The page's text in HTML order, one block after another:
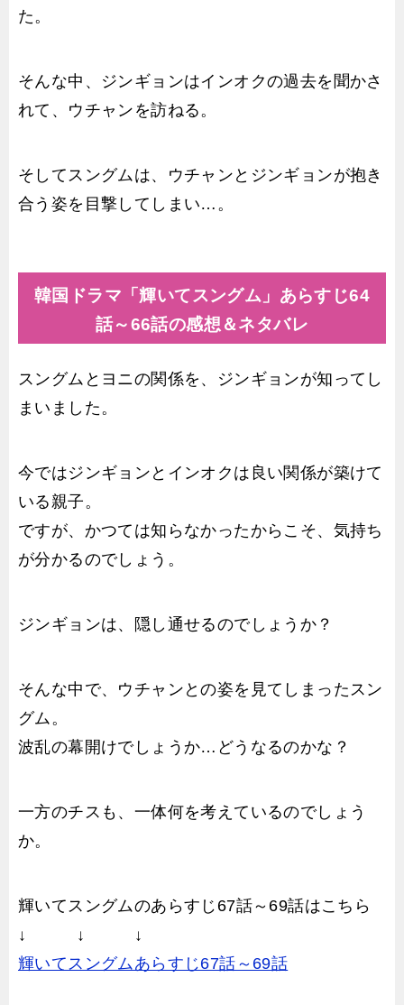
た。
そんな中、ジンギョンはインオクの過去を聞かさ
れて、ウチャンを訪ねる。
そしてスングムは、ウチャンとジンギョンが抱き
合う姿を目撃してしまい…。
韓国ドラマ「輝いてスングム」あらすじ64
話～66話の感想＆ネタバレ
スングムとヨニの関係を、ジンギョンが知ってし
まいました。
今ではジンギョンとインオクは良い関係が築けて
いる親子。
ですが、かつては知らなかったからこそ、気持ち
が分かるのでしょう。
ジンギョンは、隠し通せるのでしょうか？
そんな中で、ウチャンとの姿を見てしまったスン
グム。
波乱の幕開けでしょうか…どうなるのかな？
一方のチスも、一体何を考えているのでしょう
か。
輝いてスングムのあらすじ67話～69話はこちら
↓ ↓ ↓
輝いてスングムあらすじ67話～69話